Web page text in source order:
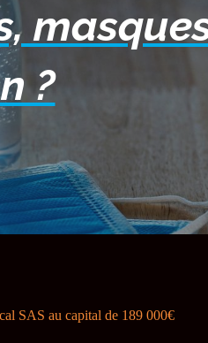
?
SAS au capital de 189 000€